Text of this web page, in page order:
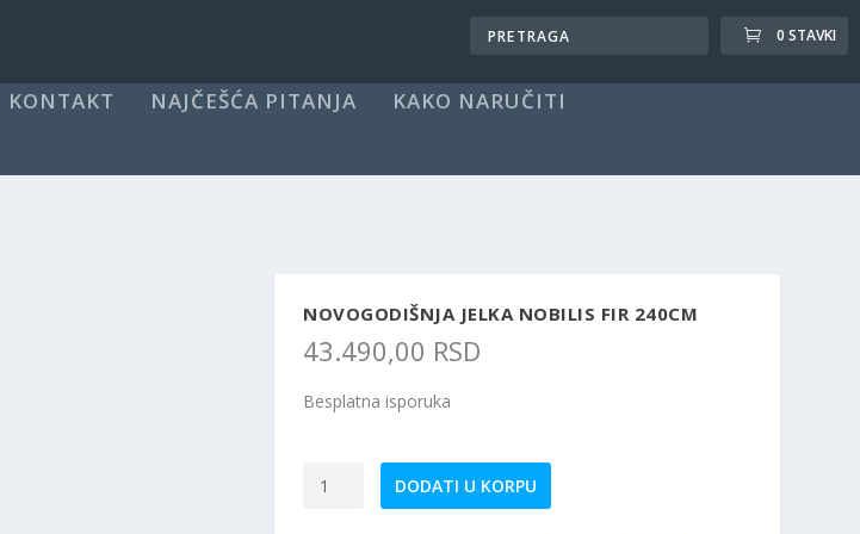
0 STAVKI
KONTAKT NAJČEŠĆA PITANJA KAKO NARUČITI
NOVOGODIŠNJA JELKA NOBILIS FIR 240CM
43.490,00 RSD
Besplatna isporuka
DODATI U KORPU